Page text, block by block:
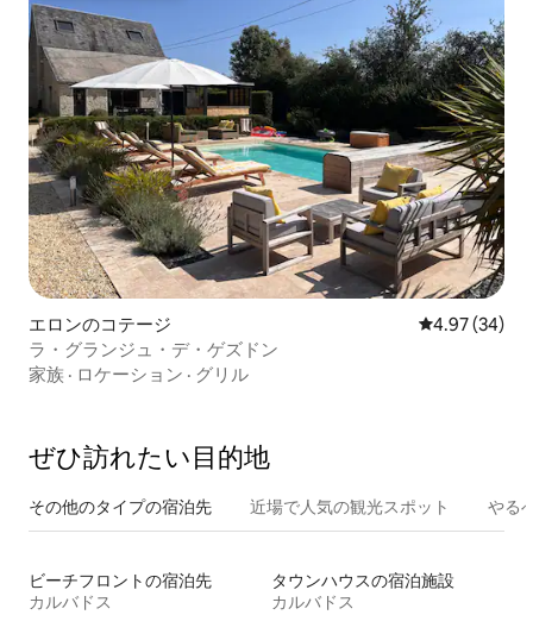
エロンのコテージ レビュー34
4.97 (34)
ラ・グランジュ・デ・ゲズドン
家族 · ロケーション · グリル
ぜひ訪⁠れ⁠た⁠い目⁠的⁠地
その他のタ⁠イ⁠プ⁠の宿⁠泊⁠先 近場で人気の観光スポット やる
ビーチフロントの宿泊先
カルバドス
タウンハウスの宿泊施設
カルバドス